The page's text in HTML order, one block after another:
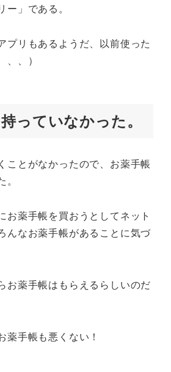
」である。
プリもあるようだ、以前使った
、）
っていなかった。
ことがなかったので、お薬手帳
お薬手帳を買おうとしてネット
んなお薬手帳があることに気づ
お薬手帳はもらえるらしいのだ
薬手帳も悪くない！